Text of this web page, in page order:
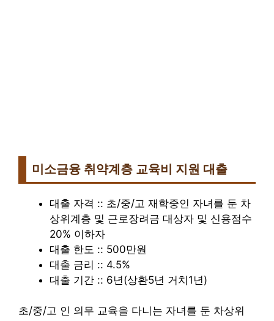
미소금융 취약계층 교육비 지원 대출
대출 자격 :: 초/중/고 재학중인 자녀를 둔 차
상위계층 및 근로장려금 대상자 및 신용점수
20% 이하자
대출 한도 :: 500만원
대출 금리 :: 4.5%
대출 기간 :: 6년(상환5년 거치1년)
초/중/고 인 의무 교육을 다니는 자녀를 둔 차상위